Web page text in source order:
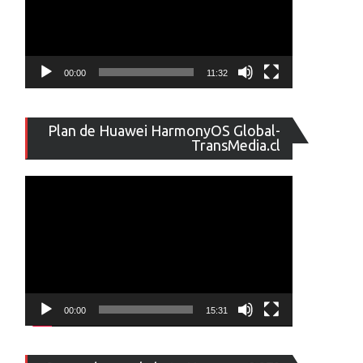
00:00 11:32
Plan de Huawei HarmonyOS Global-
TransMedia.cl
de
vídeo
00:00 15:31